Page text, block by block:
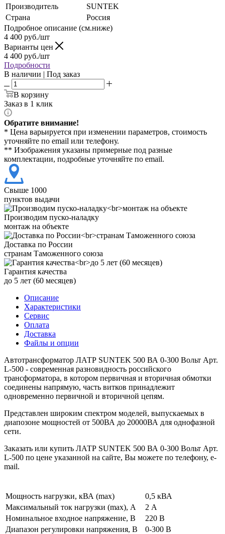
Производитель
SUNTEK
Страна
Россия
Подробное описание (см.ниже)
4 400 руб./шт
Варианты цен
4 400 руб./шт
Подробности
В наличии | Под заказ
В корзину
Заказ в 1 клик
Обратите внимание!
* Цена варьируется при изменении параметров, стоимость
уточняйте по email или телефону.
** Изображения указаны примерные под разные
комплектации, подробные уточняйте по email.
Свыше 1000
пунктов выдачи
Производим пуско-наладку
монтаж на объекте
Доставка по России
странам Таможенного союза
Гарантия качества
до 5 лет (60 месяцев)
Описание
Характеристики
Сервис
Оплата
Доставка
Файлы и опции
Автотрансформатор ЛАТР SUNTEK 500 ВА 0-300 Вольт Арт.
L-500 - современная разновидность российского
трансформатора, в котором первичная и вторичная обмотки
соединены напрямую, часть витков принадлежит
одновременно первичной и вторичной цепям.
Представлен широким спектром моделей, выпускаемых в
диапозоне мощностей от 500ВА до 20000ВА для однофазной
сети.
Заказать или купить ЛАТР SUNTEK 500 ВА 0-300 Вольт Арт.
L-500 по цене указанной на сайте, Вы можете по телефону, e-
mail.
Мощность нагрузки, кВА (max)
0,5 кВА
Максимальный ток нагрузки (max), А
2 А
Номинальное входное напряжение, В
220 В
Диапазон регулировки напряжения, В
0-300 В